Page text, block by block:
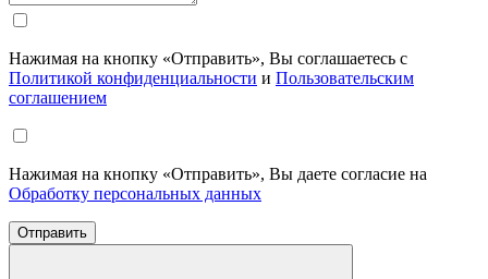
Нажимая на кнопку «Отправить», Вы соглашаетесь с
Политикой конфиденциальности и Пользовательским
соглашением
Нажимая на кнопку «Отправить», Вы даете согласие на
Обработку персональных данных
Отправить